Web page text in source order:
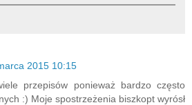
2015 10:15
przepisów ponieważ bardzo często
:) Moje spostrzeżenia biszkopt wyrósł